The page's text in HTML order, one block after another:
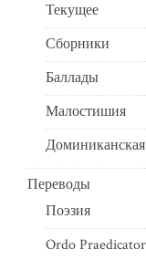
Текущее
Сборники
Баллады
Малостишия
Доминиканская
Переводы
Поэзия
Ordo